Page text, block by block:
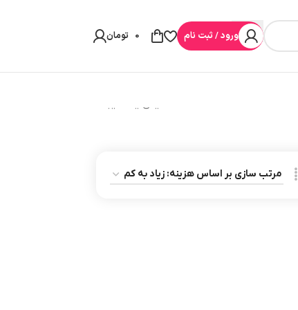
ورود / ثبت نام 0 تومان
نمایش یک نتیجه